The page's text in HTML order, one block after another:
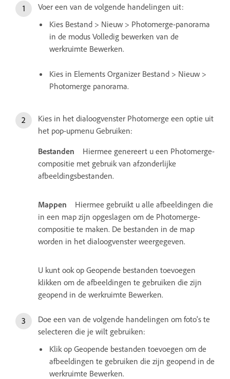
Voer een van de volgende handelingen uit:
Kies Bestand > Nieuw > Photomerge-panorama
in de modus Volledig bewerken van de
werkruimte Bewerken.
Kies in Elements Organizer Bestand > Nieuw >
Photomerge panorama.
Kies in het dialoogvenster Photomerge een optie uit
het pop-upmenu Gebruiken:
Bestanden
Hiermee genereert u een Photomerge-
compositie met gebruik van afzonderlijke
afbeeldingsbestanden.
Mappen
Hiermee gebruikt u alle afbeeldingen die
in een map zijn opgeslagen om de Photomerge-
compositie te maken. De bestanden in de map
worden in het dialoogvenster weergegeven.
U kunt ook op Geopende bestanden toevoegen
klikken om de afbeeldingen te gebruiken die zijn
geopend in de werkruimte Bewerken.
Doe een van de volgende handelingen om foto's te
selecteren die je wilt gebruiken:
Klik op Geopende bestanden toevoegen om de
afbeeldingen te gebruiken die zijn geopend in de
werkruimte Bewerken.